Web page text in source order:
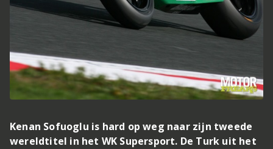
Kenan Sofuoglu is hard op weg naar zijn tweede
wereldtitel in het WK Supersport. De Turk uit het